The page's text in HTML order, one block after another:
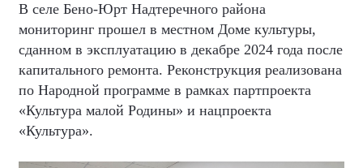
В селе Бено-Юрт Надтеречного района
мониторинг прошел в местном Доме культуры,
сданном в эксплуатацию в декабре 2024 года после
капитального ремонта. Реконструкция реализована
по Народной программе в рамках партпроекта
«Культура малой Родины» и нацпроекта
«Культура».